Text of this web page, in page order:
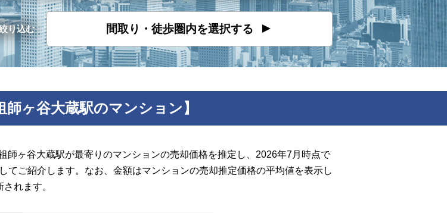
り込む 間取り・徒歩圏内を選択する
ヶ谷大蔵駅のマンション】
師ヶ谷大蔵駅が最寄りのマンションの売却価格を推定し、2026年7月時点で
てご紹介します。なお、金額はマンションの売却推定価格の平均値を表示し
れます。